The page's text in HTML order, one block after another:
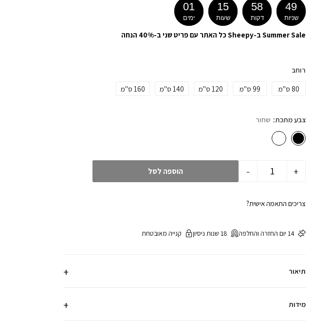
01
ימים
15
שעות
58
דקות
48
שניות
Summer Sale ב-Sheepy כל האתר עם פריט שני ב-40% הנחה
רוחב
80 ס"מ 99 ס"מ 120 ס"מ 140 ס"מ 160 ס"מ
צבע מתכת שחור
- + הוספה לסל
צריכים התאמה אישית?
14 יום החזרה והחלפה 18 שנות ניסיון קנייה מאובטחת
תיאור
מידות